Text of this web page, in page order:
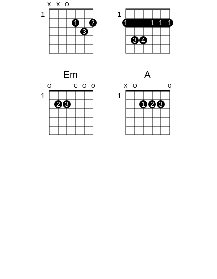
X X O
1
1
2
3
1
1 1 1 1
3 4
Em
O O O O
1
2 3
A
X O O
1
1 2 3